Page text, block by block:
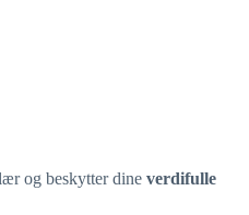
og beskytter dine verdifulle